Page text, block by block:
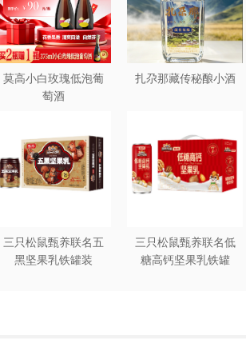
莫高小白玫瑰低泡葡
萄酒
扎尕那藏传秘酿小酒
三只松鼠甄养联名五
黑坚果乳铁罐装
三只松鼠甄养联名低
糖高钙坚果乳铁罐